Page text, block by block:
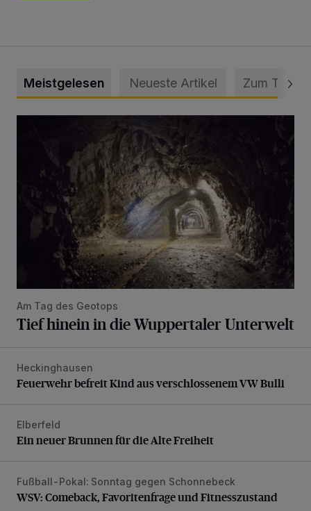
Meistgelesen Neueste Artikel Zum Thema
Am Tag des Geotops
Tief hinein in die Wuppertaler Unterwelt
Feuerwehr befreit Kind aus verschlossenem VW Bulli
Heckinghausen
Feuerwehr befreit Kind aus verschlossenem VW Bulli
Ein neuer Brunnen für die Alte Freiheit
Elberfeld
Ein neuer Brunnen für die Alte Freiheit
WSV: Comeback, Favoritenfrage und Fitnesszustand
Fußball-Pokal: Sonntag gegen Schonnebeck
WSV: Comeback, Favoritenfrage und Fitnesszustand